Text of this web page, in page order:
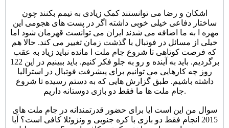
اشکان و رضا می توانستند کمک زیادی به تیمم بکنند چون
ساختار دفاعی خیلی خوبی داشته اگر در پست های هجومی این
مهره ا به ما اضافه می شدند ایران می توانست قهرمان شود اما
خیلی از مسائل در فوتبال با گذشت زمان تغییر می کند. حالا هم
که فرصت کوتاهی تا شروع جام ملت ا مانده نباید زیاد به عقب
برگردیم. باید به آینده و رو به جلو فکر کنیم. باید ببینیم در این 122
روز چه کارهایی می توانیم برای پیشرفت فوتبال در استرالیا
داشته باشیم. طبق گزارش هایی که به دستم رسیده تا شروع
جام ملت ها ما فقط دو بازی دوستانه داریم.
سوال من این است ایا برای حضور قدرتمندانه در جام ملت های
2015 انجام فقط دو بازی با کره جنوبی و ونزوئلا کافی است؟ آیا